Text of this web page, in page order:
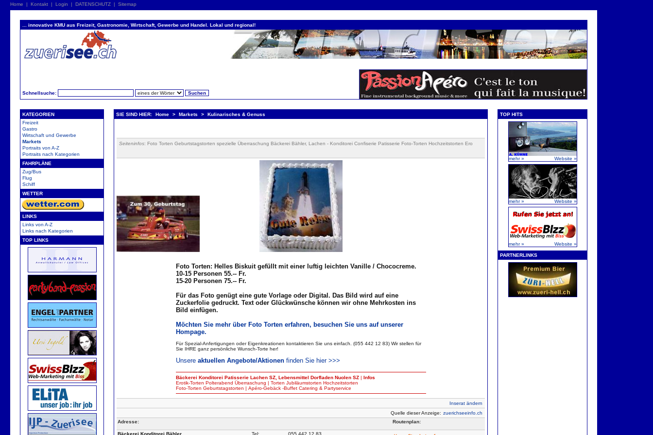
Home | Kontakt | Login | DATENSCHUTZ | Sitemap
... innovative KMU aus Freizeit, Gastronomie, Wirtschaft, Gewerbe und Handel. Lokal und regional!
Schnellsuche:
KATEGORIEN
Freizeit
Gastro
Wirtschaft und Gewerbe
Markets
Portraits von A-Z
Portraits nach Kategorien
FAHRPLÄNE
Zug/Bus
Flug
Schiff
WETTER
LINKS
Links von A-Z
Links nach Kategorien
TOP LINKS
SIE SIND HIER: Home > Markets > Kulinarisches & Genuss
Seiteninfos: Foto Torten Geburtstagstorten spezielle Überraschung Bäckerei Bähler, Lachen - Konditorei Confiserie Patisserie Foto-Torten Hochzeitstorten Ero
Foto Torten: Helles Biskuit gefüllt mit einer luftig leichten Vanille / Chococreme.
10-15 Personen 55.-- Fr.
15-20 Personen 75.-- Fr.
Für das Foto genügt eine gute Vorlage oder Digital. Das Bild wird auf eine
Zuckerfolie gedruckt. Text oder Glückwünsche können wir ohne Mehrkosten ins
Bild einfügen.
Möchten Sie mehr über Foto Torten erfahren, besuchen Sie uns auf unserer
Hompage.
Für Spezial-Anfertigungen oder Eigenkreationen kontaktieren Sie uns einfach. (055 442 12 83) Wir stellen für
Sie IHRE ganz persönliche Wunsch-Torte her!
Unsere aktuellen Angebote/Aktionenfinden Sie hier >>>
Bäckerei Konditorei Patisserie Lachen SZ, Lebensmittel Dorfladen Nuolen SZ | Infos
Erotik-Torten Polterabend Überraschung | Torten Jubiläumstorten Hochzeitstorten
Foto-Torten Geburtstagstorten | Apéro-Gebäck -Buffet Catering & Partyservice
Inserat ändern
Quelle dieser Anzeige: zuerichseeinfo.ch
Adresse:
Routenplan:
Bäckerei Konditorei Bähler Tel: 055 442 12 83
TOP HITS
mehr » Website »
mehr » Website »
mehr » Website »
PARTNERLINKS